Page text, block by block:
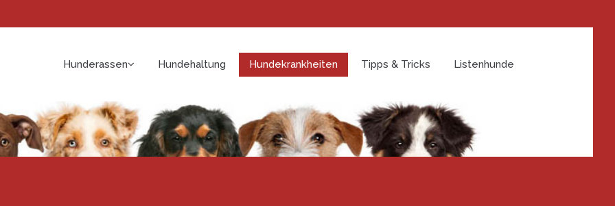
Hunderassen Hundehaltung Hundekrankheiten Tipps & Tricks Listenhunde